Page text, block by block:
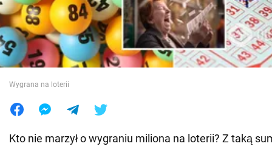
Wojna na Ukrainie
Świat
Jedzenie
Wygrana na loterii
Kto nie marzył o wygraniu miliona na loterii? Z taką